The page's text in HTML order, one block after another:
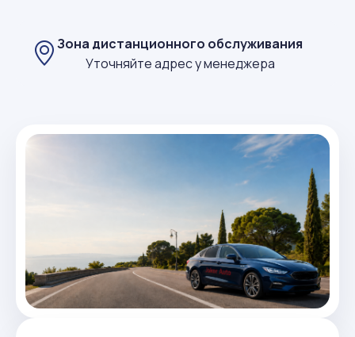
Зона дистанционного обслуживания
Уточняйте адрес у менеджера